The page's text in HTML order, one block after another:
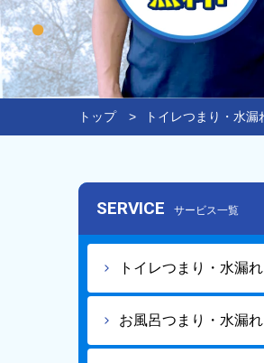
トップ トイレつまり・水漏
SERVICE サービス一覧
トイレつまり・水漏れ
お風呂つまり・水漏れ